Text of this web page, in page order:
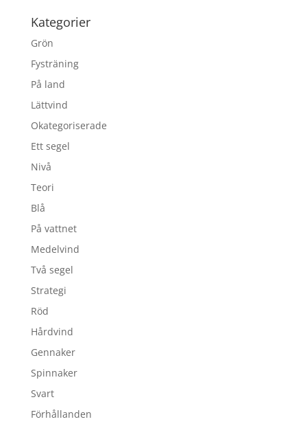
Kategorier
Grön
Fysträning
På land
Lättvind
Okategoriserade
Ett segel
Nivå
Teori
Blå
På vattnet
Medelvind
Två segel
Strategi
Röd
Hårdvind
Gennaker
Spinnaker
Svart
Förhållanden